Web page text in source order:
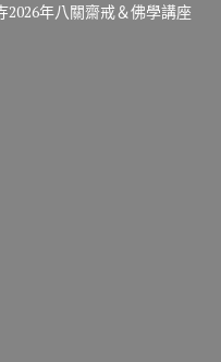
年八關齋戒＆佛學講座